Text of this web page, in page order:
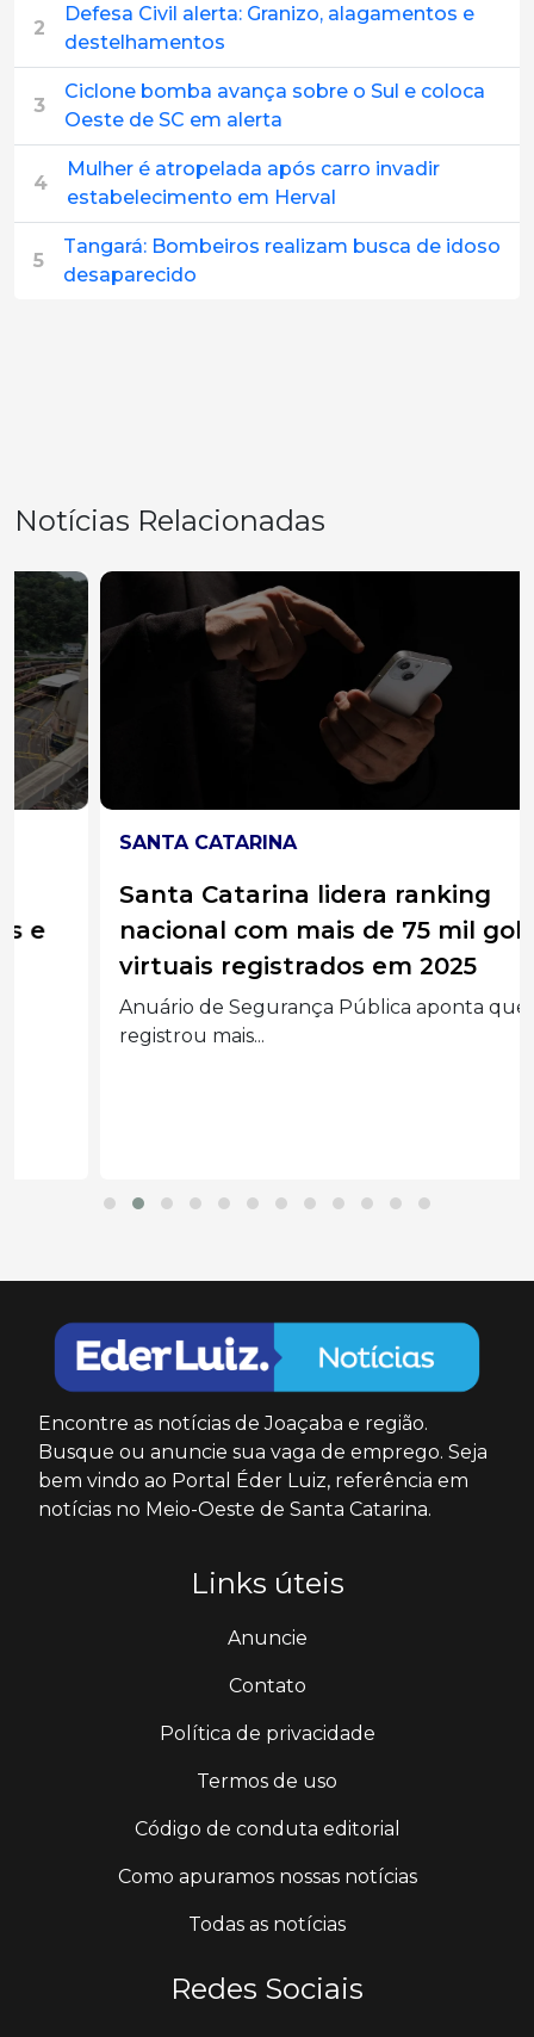
2
Defesa Civil alerta: Granizo, alagamentos e
destelhamentos
3
Ciclone bomba avança sobre o Sul e coloca
Oeste de SC em alerta
4
Mulher é atropelada após carro invadir
estabelecimento em Herval
5
Tangará: Bombeiros realizam busca de idoso
desaparecido
Notícias Relacionadas
SANTA CATARINA
Santa Catarina lidera ranking
nacional com mais de 75 mil golpes
virtuais registrados em 2025
Anuário de Segurança Pública aponta que SC
registrou mais...
Encontre as notícias de Joaçaba e região.
Busque ou anuncie sua vaga de emprego. Seja
bem vindo ao Portal Éder Luiz, referência em
notícias no Meio-Oeste de Santa Catarina.
Links úteis
Anuncie
Contato
Política de privacidade
Termos de uso
Código de conduta editorial
Como apuramos nossas notícias
Todas as notícias
Redes Sociais